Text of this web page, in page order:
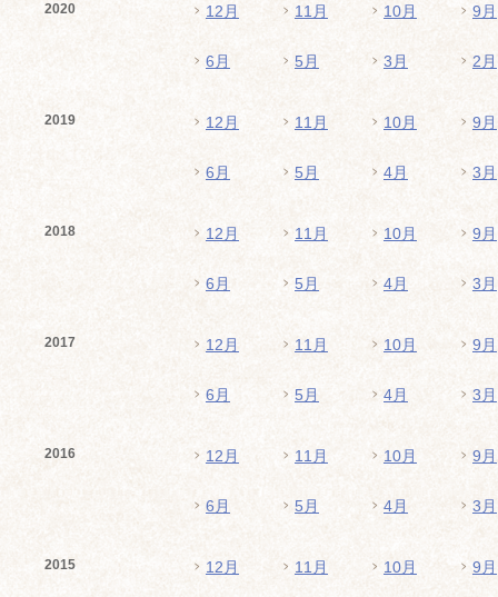
2020 12月 11月 10月 9月
6月 5月 3月 2月
2019 12月 11月 10月 9月
6月 5月 4月 3月
2018 12月 11月 10月 9月
6月 5月 4月 3月
2017 12月 11月 10月 9月
6月 5月 4月 3月
2016 12月 11月 10月 9月
6月 5月 4月 3月
2015 12月 11月 10月 9月